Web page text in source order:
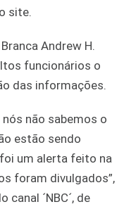
site.
Andrew H.
funcionários o
das informações.
não sabemos o
estão sendo
um alerta feito na
foram divulgados”,
canal ´NBC´, de